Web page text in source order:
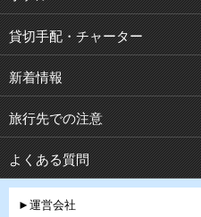
貸切手配・チャーター
新着情報
旅行先での注意
よくある質問
►運営会社